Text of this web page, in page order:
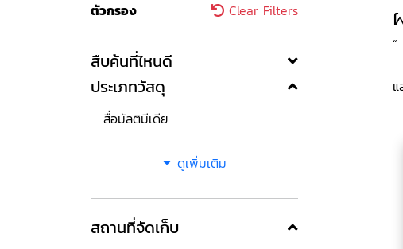
ตัวกรอง Clear Filters
สืบค้นที่ไหนดี
ประเภทวัสดุ
สื่อมัลติมีเดีย
ดูเพิ่มเติม
สถานที่จัดเก็บ